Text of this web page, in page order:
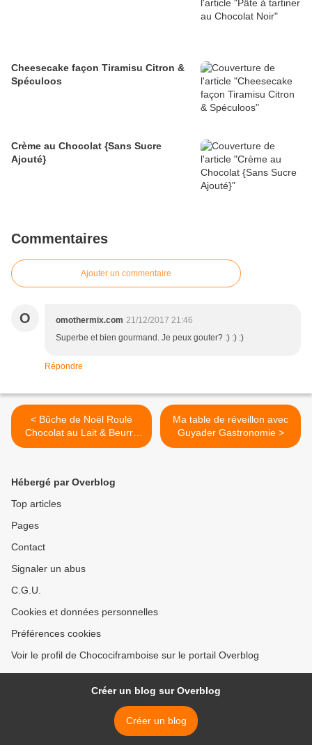
Cheesecake façon Tiramisu Citron &
Spéculoos
Crème au Chocolat {Sans Sucre
Ajouté}
Commentaires
Ajouter un commentaire
O omothermix.com 21/12/2017 21:46
Superbe et bien gourmand. Je peux gouter? :) :) :)
Répondre
< Bûche de Noël Roulé
Chocolat au Lait & Beurre
de Cacahuète façon
Ma table de réveillon avec
Guyader Gastronomie >
Hébergé par Overblog
Top articles
Pages
Contact
Signaler un abus
C.G.U.
Cookies et données personnelles
Préférences cookies
Voir le profil de Chocociframboise sur le portail Overblog
Créer un blog sur Overblog
Créer un blog